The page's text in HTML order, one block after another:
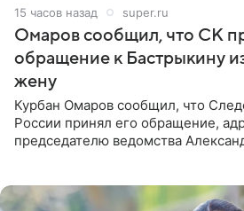
15 часов назад super.ru
Омаров сообщил, что СК
обращение к Бастрыкину
жену
Курбан Омаров сообщил, что
России принял его обращение,
председателю ведомства